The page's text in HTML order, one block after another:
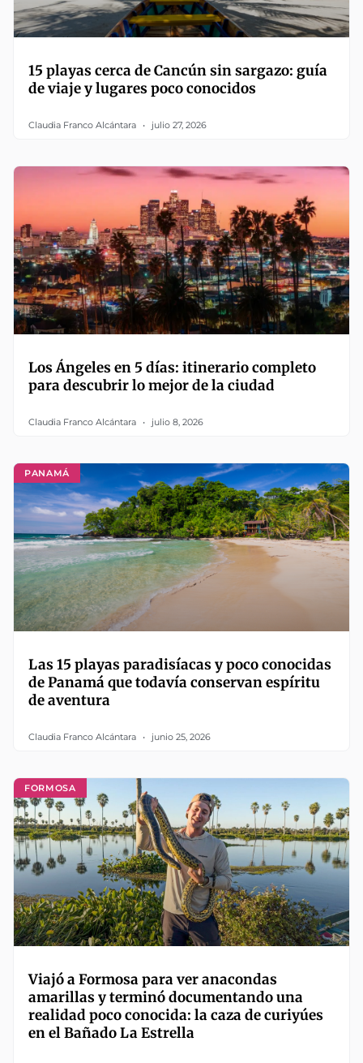
15 playas cerca de Cancún sin sargazo: guía
de viaje y lugares poco conocidos
Claudia Franco Alcántara julio 27, 2026
Los Ángeles en 5 días: itinerario completo
para descubrir lo mejor de la ciudad
Claudia Franco Alcántara julio 8, 2026
PANAMÁ
Las 15 playas paradisíacas y poco conocidas
de Panamá que todavía conservan espíritu
de aventura
Claudia Franco Alcántara junio 25, 2026
FORMOSA
Viajó a Formosa para ver anacondas
amarillas y terminó documentando una
realidad poco conocida: la caza de curiyúes
en el Bañado La Estrella